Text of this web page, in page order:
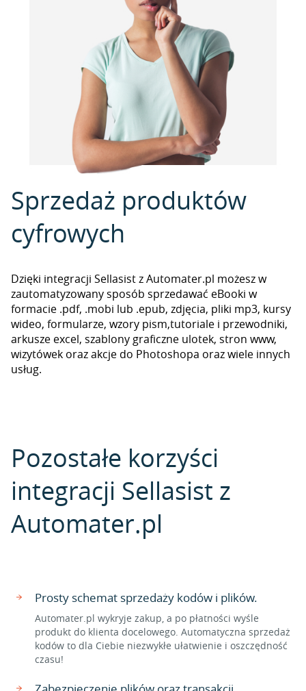
Sprzedaż produktów
cyfrowych
Dzięki integracji Sellasist z Automater.pl możesz w
zautomatyzowany sposób sprzedawać eBooki w
formacie .pdf, .mobi lub .epub, zdjęcia, pliki mp3, kursy
wideo, formularze, wzory pism,tutoriale i przewodniki,
arkusze excel, szablony graficzne ulotek, stron www,
wizytówek oraz akcje do Photoshopa oraz wiele innych
usług.
Pozostałe korzyści
integracji Sellasist z
Automater.pl
Prosty schemat sprzedaży kodów i plików.
Automater.pl wykryje zakup, a po płatności wyśle
produkt do klienta docelowego. Automatyczna sprzedaż
kodów to dla Ciebie niezwykłe ułatwienie i oszczędność
czasu!